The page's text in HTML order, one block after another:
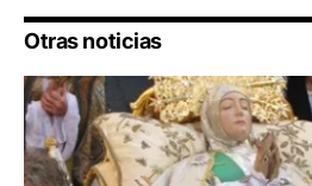
Otras noticias